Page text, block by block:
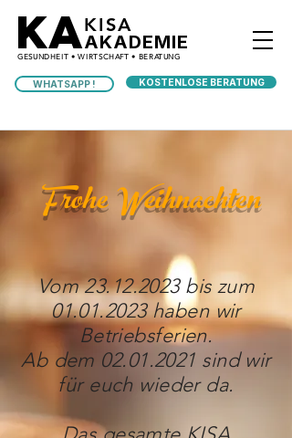
KAKISA
AKADEMIE
GESUNDHEIT • WIRTSCHAFT • BERATUNG
WHATSAPP ! KOSTENLOSE BERATUNG
Frohe Weihnachten
Vom23.12.2023bis zum
01.01.2023haben wir
Betriebsferien.
Ab dem 02.01.2021 sind wir
für euch wieder da.